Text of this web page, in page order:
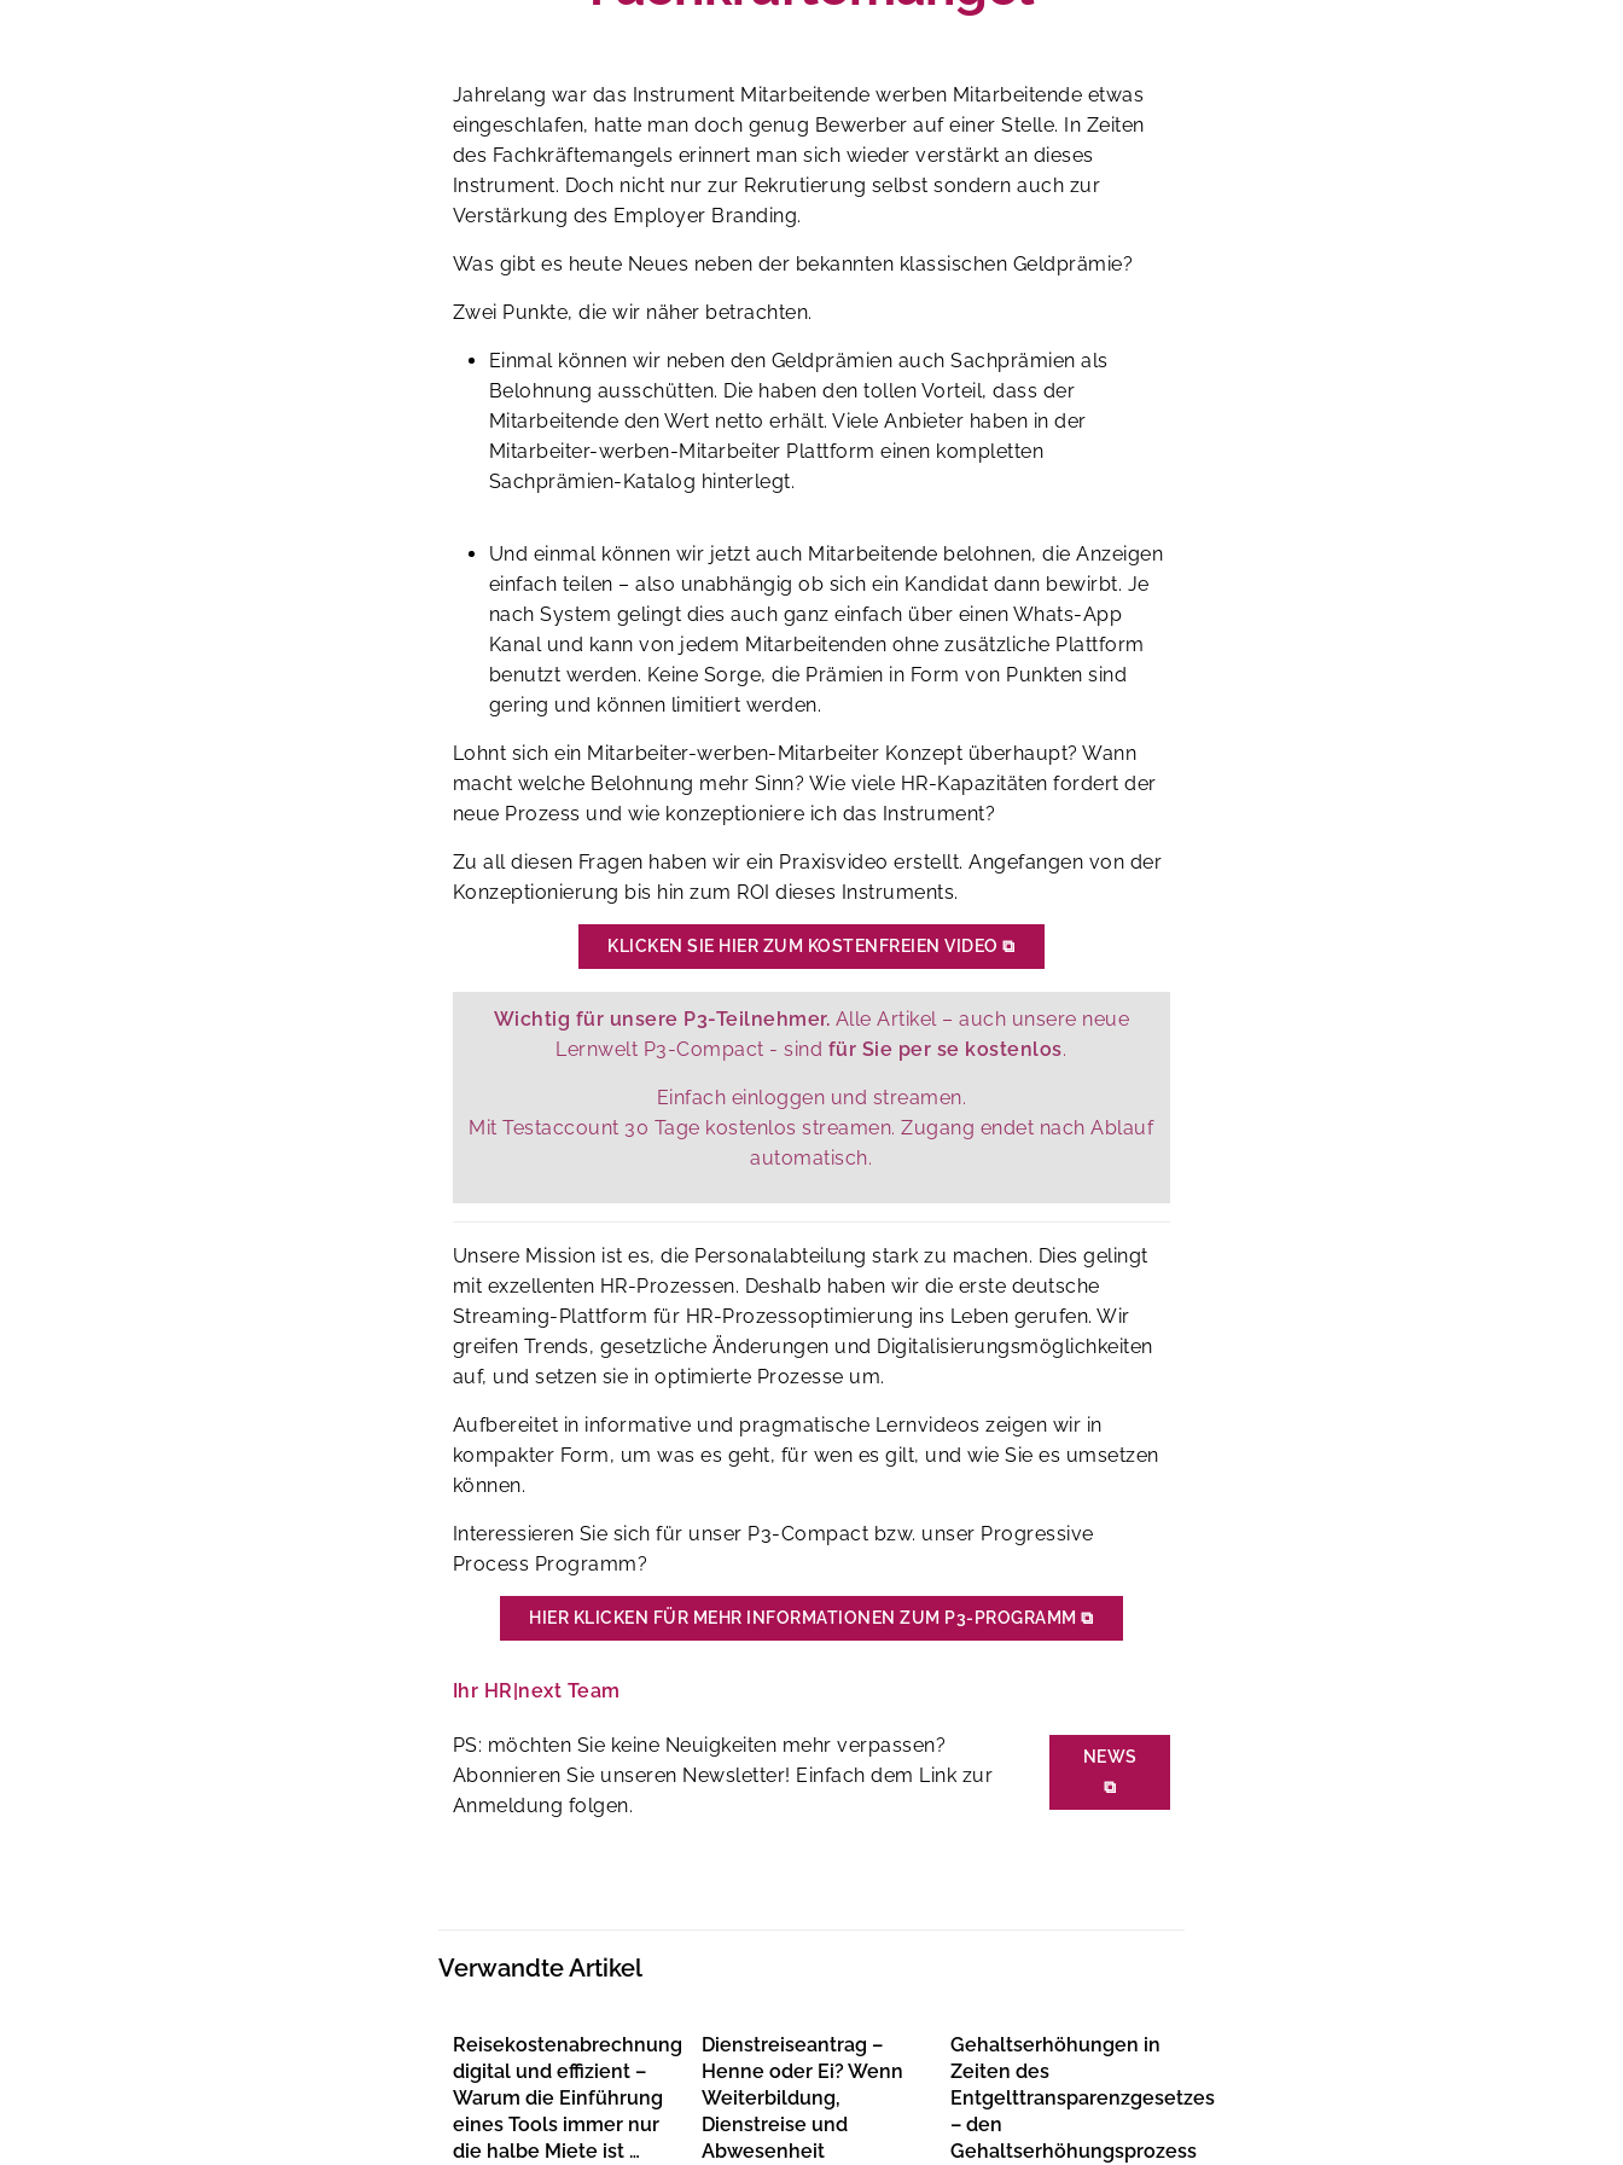
Jahrelang war das Instrument Mitarbeitende werben Mitarbeitende etwas
eingeschlafen, hatte man doch genug Bewerber auf einer Stelle. In Zeiten
des Fachkräftemangels erinnert man sich wieder verstärkt an dieses
Instrument. Doch nicht nur zur Rekrutierung selbst sondern auch zur
Verstärkung des Employer Branding.
Was gibt es heute Neues neben der bekannten klassischen Geldprämie?
Zwei Punkte, die wir näher betrachten.
Einmal können wir neben den Geldprämien auch Sachprämien als
Belohnung ausschütten. Die haben den tollen Vorteil, dass der
Mitarbeitende den Wert netto erhält. Viele Anbieter haben in der
Mitarbeiter-werben-Mitarbeiter Plattform einen kompletten
Sachprämien-Katalog hinterlegt.
Und einmal können wir jetzt auch Mitarbeitende belohnen, die Anzeigen
einfach teilen – also unabhängig ob sich ein Kandidat dann bewirbt. Je
nach System gelingt dies auch ganz einfach über einen Whats-App
Kanal und kann von jedem Mitarbeitenden ohne zusätzliche Plattform
benutzt werden. Keine Sorge, die Prämien in Form von Punkten sind
gering und können limitiert werden.
Lohnt sich ein Mitarbeiter-werben-Mitarbeiter Konzept überhaupt? Wann
macht welche Belohnung mehr Sinn? Wie viele HR-Kapazitäten fordert der
neue Prozess und wie konzeptioniere ich das Instrument?
Zu all diesen Fragen haben wir ein Praxisvideo erstellt. Angefangen von der
Konzeptionierung bis hin zum ROI dieses Instruments.
KLICKEN SIE HIER ZUM KOSTENFREIEN VIDEO⧉
Wichtig für unsere P3-Teilnehmer. Alle Artikel – auch unsere neue
Lernwelt P3-Compact - sind für Sie per se kostenlos.
Einfach einloggen und streamen.
Mit Testaccount 30 Tage kostenlos streamen. Zugang endet nach Ablauf
automatisch.
Unsere Mission ist es, die Personalabteilung stark zu machen. Dies gelingt
mit exzellenten HR-Prozessen. Deshalb haben wir die erste deutsche
Streaming-Plattform für HR-Prozessoptimierung ins Leben gerufen. Wir
greifen Trends, gesetzliche Änderungen und Digitalisierungsmöglichkeiten
auf, und setzen sie in optimierte Prozesse um.
Aufbereitet in informative und pragmatische Lernvideos zeigen wir in
kompakter Form, um was es geht, für wen es gilt, und wie Sie es umsetzen
können.
Interessieren Sie sich für unser P3-Compact bzw. unser Progressive
Process Programm?
HIER KLICKEN FÜR MEHR INFORMATIONEN ZUM P3-PROGRAMM⧉
Ihr HR|next Team
PS: möchten Sie keine Neuigkeiten mehr verpassen?
Abonnieren Sie unseren Newsletter! Einfach dem Link zur
Anmeldung folgen.
NEWS
⧉
Verwandte Artikel
Reisekostenabrechnung
digital und effizient –
Warum die Einführung
eines Tools immer nur
die halbe Miete ist …
Dienstreiseantrag –
Henne oder Ei? Wenn
Weiterbildung,
Dienstreise und
Abwesenheit
Gehaltserhöhungen in
Zeiten des
Entgelttransparenzgesetzes
– den
Gehaltserhöhungsprozess